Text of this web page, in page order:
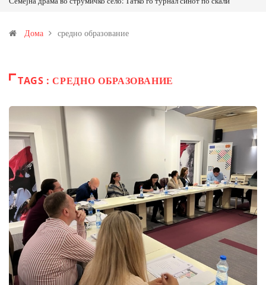
Дома средно образование
TAGS : СРЕДНО ОБРАЗОВАНИЕ